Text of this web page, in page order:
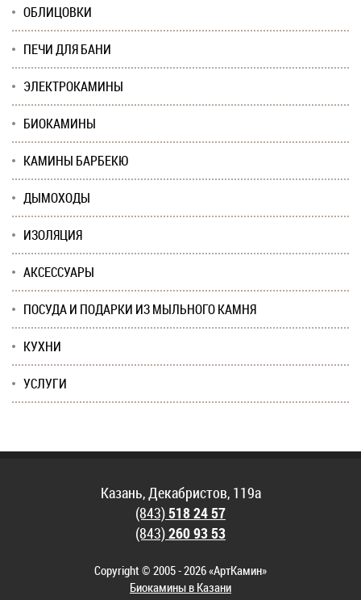
ОБЛИЦОВКИ
ПЕЧИ ДЛЯ БАНИ
ЭЛЕКТРОКАМИНЫ
БИОКАМИНЫ
КАМИНЫ БАРБЕКЮ
ДЫМОХОДЫ
ИЗОЛЯЦИЯ
АКСЕССУАРЫ
ПОСУДА И ПОДАРКИ ИЗ МЫЛЬНОГО КАМНЯ
КУХНИ
УСЛУГИ
Казань, Декабристов, 119а
(843)518 24 57
(843)260 93 53
Copyright © 2005 - 2026 «АртКамин»
Биокамины в Казани